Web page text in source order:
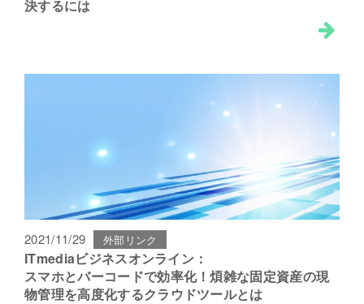
決するには
2021/11/29 外部リンク
ITmediaビジネスオンライン：
スマホとバーコードで効率化！煩雑な固定資産の現
物管理を高度化するクラウドツールとは